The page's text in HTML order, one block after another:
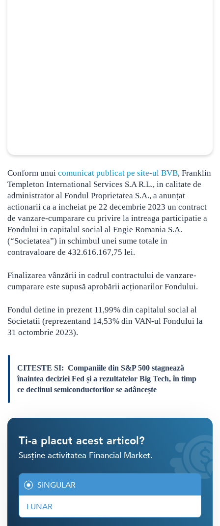
Conform unui comunicat publicat pe site-ul BVB, Franklin
Templeton International Services S.A R.L., in calitate de
administrator al Fondul Proprietatea S.A., a anunțat
actionarii ca a incheiat pe 22 decembrie 2023 un contract
de vanzare-cumparare cu privire la intreaga participatie a
Fondului in capitalul social al Engie Romania S.A.
(“Societatea”) in schimbul unei sume totale in
contravaloare de 432.616.167,75 lei.
Finalizarea vânzării in cadrul contractului de vanzare-
cumparare este supusă aprobării acționarilor Fondului.
Fondul detine in prezent 11,99% din capitalul social al
Societatii (reprezentand 14,53% din VAN-ul Fondului la
31 octombrie 2023).
CITESTE SI: Companiile din S&P 500 stagnează
înaintea deciziei Fed și a rezultatelor Big Tech, în timp
ce declinul semiconductorilor se adâncește
Ti-a placut acest articol?
Susține activitatea Financial Market.
SINGULAR
LUNAR